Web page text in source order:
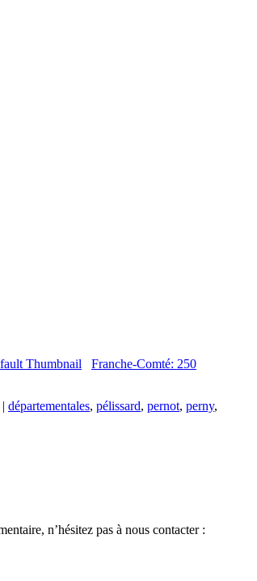
Franche-Comté: 250
| départementales, pélissard, pernot, perny,
n’hésitez pas à nous contacter :